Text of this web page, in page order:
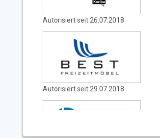
Autorisiert seit 26.07.2018
Autorisiert seit 29.07.2018